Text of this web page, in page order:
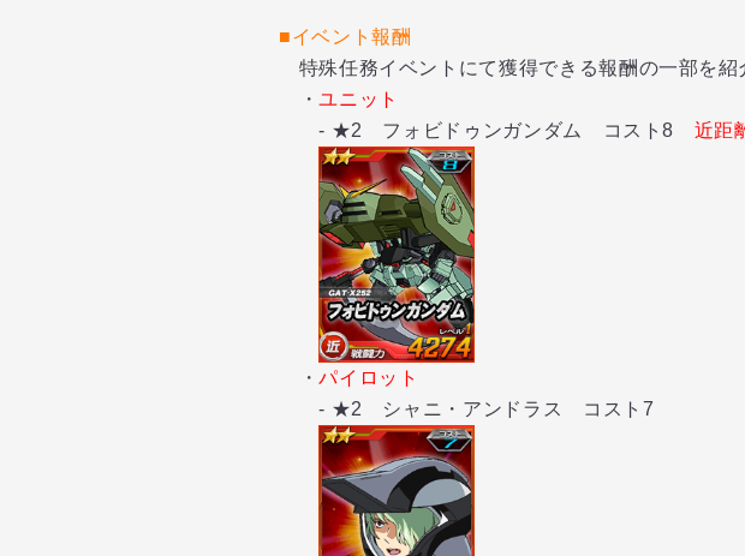
■イベント報酬
特殊任務イベントにて獲得できる報酬の一部を紹
・ユニット
- ★2 フォビドゥンガンダム コスト8 近距
・パイロット
- ★2 シャニ・アンドラス コスト7